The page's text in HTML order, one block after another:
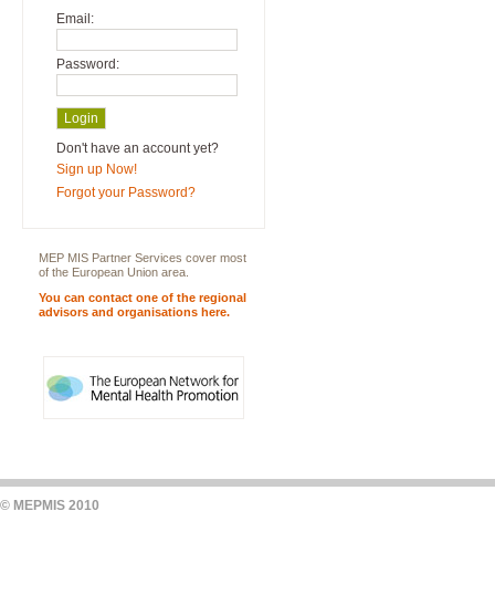
Email:
Password:
Don't have an account yet?
Sign up Now!
Forgot your Password?
MEP MIS Partner Services cover most
of the European Union area.
You can contact one of the regional
advisors and organisations here.
© MEPMIS 2010